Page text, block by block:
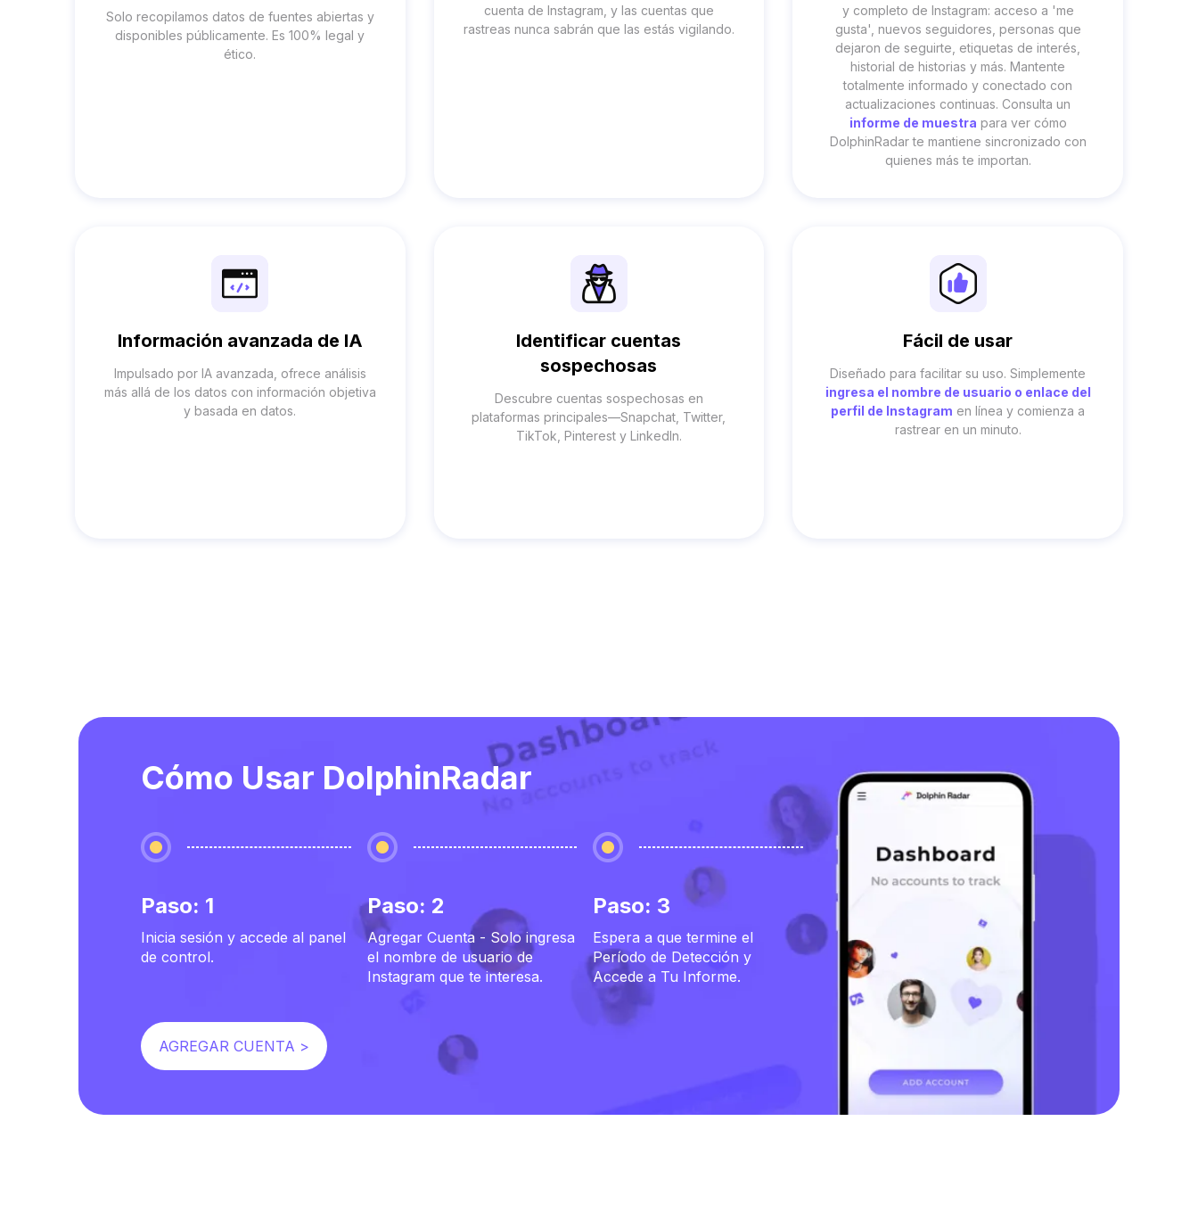
Solo recopilamos datos de fuentes abiertas y
disponibles públicamente. Es 100% legal y
ético.
cuenta de Instagram, y las cuentas que
rastreas nunca sabrán que las estás vigilando.
y completo de Instagram: acceso a 'me
gusta', nuevos seguidores, personas que
dejaron de seguirte, etiquetas de interés,
historial de historias y más. Mantente
totalmente informado y conectado con
actualizaciones continuas. Consulta un
informe de muestra para ver cómo
DolphinRadar te mantiene sincronizado con
quienes más te importan.
Información avanzada de IA
Impulsado por IA avanzada, ofrece análisis
más allá de los datos con información objetiva
y basada en datos.
Identificar cuentas
sospechosas
Descubre cuentas sospechosas en
plataformas principales—Snapchat, Twitter,
TikTok, Pinterest y LinkedIn.
Fácil de usar
Diseñado para facilitar su uso. Simplemente
ingresa el nombre de usuario o enlace del
perfil de Instagram en línea y comienza a
rastrear en un minuto.
Cómo Usar DolphinRadar
Paso: 1
Inicia sesión y accede al panel
de control.
Paso: 2
Agregar Cuenta - Solo ingresa
el nombre de usuario de
Instagram que te interesa.
Paso: 3
Espera a que termine el
Período de Detección y
Accede a Tu Informe.
AGREGAR CUENTA >